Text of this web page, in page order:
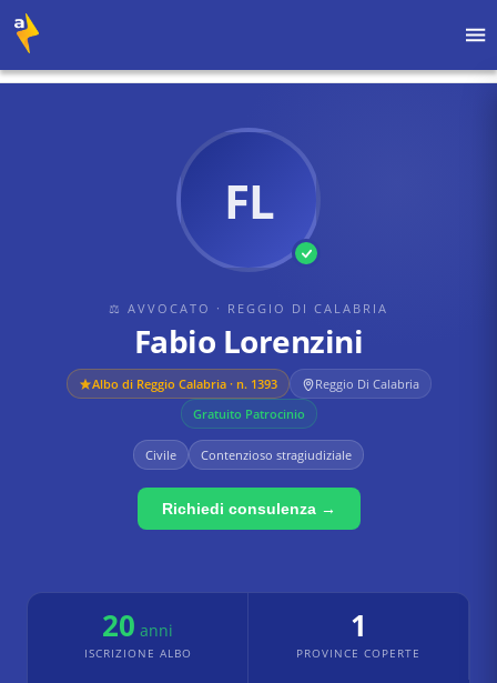
FL
⚖ AVVOCATO · REGGIO DI CALABRIA
Fabio Lorenzini
Albo di Reggio Calabria· n. 1393
Reggio Di Calabria
Gratuito Patrocinio
Civile Contenzioso stragiudiziale
Richiedi consulenza →
20 anni
ISCRIZIONE ALBO
1
PROVINCE COPERTE